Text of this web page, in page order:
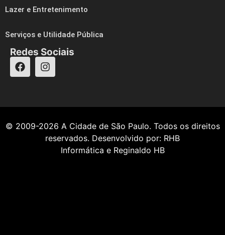
Lazer e Entretenimento
Serviços e Utilidade Pública
Redes Sociais
© 2009-2026 A Cidade de São Paulo. Todos os direitos
reservados. Desenvolvido por: RHB
Informática e Reginaldo HB